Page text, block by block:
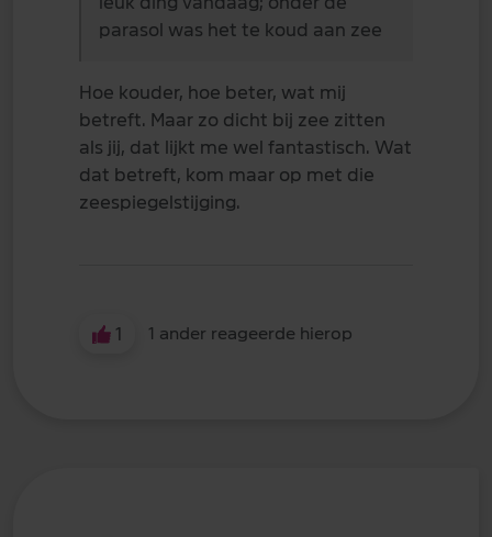
parasol was het te koud aan zee
Hoe kouder, hoe beter, wat mij
betreft. Maar zo dicht bij zee zitten
als jij, dat lijkt me wel fantastisch. Wat
dat betreft, kom maar op met die
zeespiegelstijging.
1 1 ander reageerde hierop